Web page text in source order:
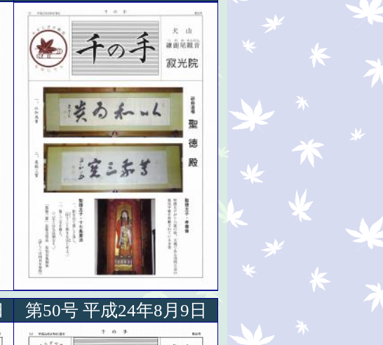
第50号 平成24年8月9日